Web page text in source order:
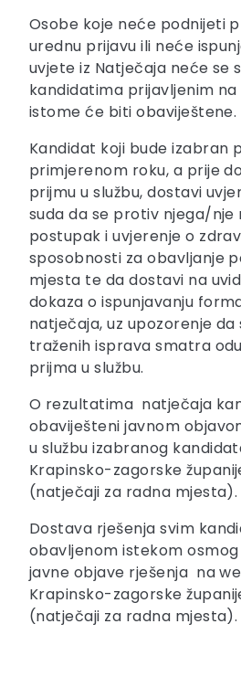
Osobe koje neće podnijeti
urednu prijavu ili neće
uvjete iz Natječaja neće se
kandidatima prijavljenim na
istome će biti obaviještene.
Kandidat koji bude izabran
primjerenom roku, a prije
prijmu u službu, dostavi
suda da se protiv njega/nje
postupak i uvjerenje o
sposobnosti za obavljanje
mjesta te da dostavi na
dokaza o ispunjavanju
natječaja, uz upozorenje
traženih isprava smatra
prijma u službu.
O rezultatima natječaja
obaviješteni javnom
u službu izabranog
Krapinsko-zagorske
(natječaji za radna mjesta).
Dostava rješenja svim
obavljenom istekom
javne objave rješenja na
Krapinsko-zagorske
(natječaji za radna mjesta).